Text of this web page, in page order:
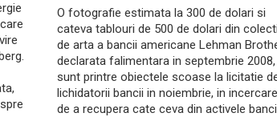
O fotografie estimata la 300 de dolari si
cateva tablouri de 500 de dolari din
de arta a bancii americane Lehman
declarata falimentara in septembrie 2008,
sunt printre obiectele scoase la licitatie
lichidatorii bancii in noiembrie, in
de a recupera cate ceva din activele